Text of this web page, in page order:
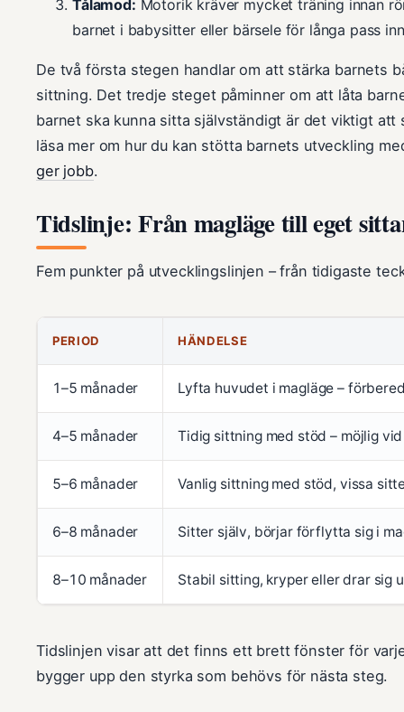
Tålamod: Motorik kräver mycket träning innan
barnet i babysitter eller bärsele för långa pass
De två första stegen handlar om att stärka barnets
sittning. Det tredje steget påminner om att låta
barnet ska kunna sitta självständigt är det viktigt att
läsa mer om hur du kan stötta barnets utveckling
ger jobb.
Tidslinje: Från magläge till eget
Fem punkter på utvecklingslinjen – från tidigaste
PERIOD HÄNDELSE
1–5 månader Lyfta huvudet i magläge –
4–5 månader Tidig sittning med stöd – möjlig
5–6 månader Vanlig sittning med stöd, vissa
6–8 månader Sitter själv, börjar förflytta sig i
8–10 månader Stabil sitting, kryper eller drar sig
Tidslinjen visar att det finns ett brett fönster för
bygger upp den styrka som behövs för nästa steg.